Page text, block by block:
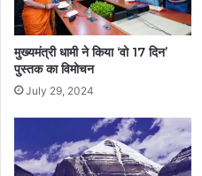
मुख्यमंत्री धामी ने किया ‘वो 17 दिन’
पुस्तक का विमोचन
July 29, 2024